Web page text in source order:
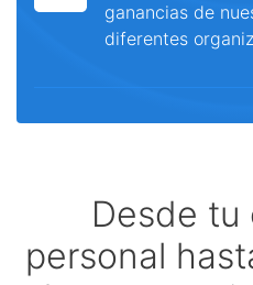
ganancias de
diferentes
Desde tu
personal